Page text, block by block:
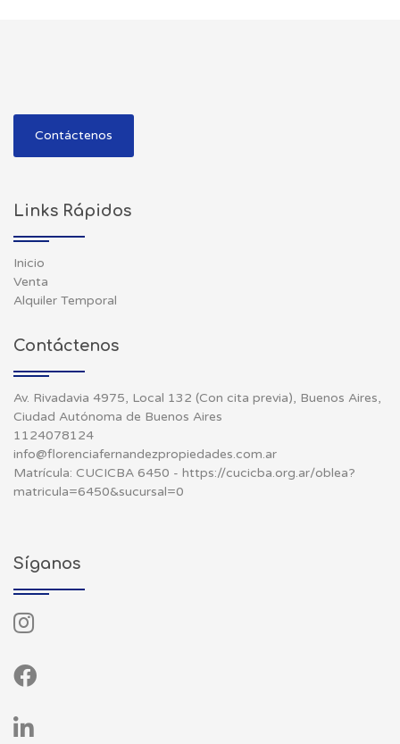
Contáctenos
Links Rápidos
Inicio
Venta
Alquiler Temporal
Contáctenos
Av. Rivadavia 4975, Local 132 (Con cita previa), Buenos Aires,
Ciudad Autónoma de Buenos Aires
1124078124
info@florenciafernandezpropiedades.com.ar
Matrícula: CUCICBA 6450 - https://cucicba.org.ar/oblea?
matricula=6450&sucursal=0
Síganos